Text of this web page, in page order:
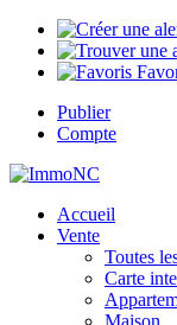
Publier
Compte
Accueil
Vente
Toutes
Carte
Maison